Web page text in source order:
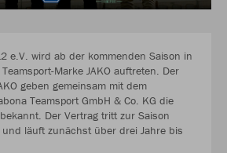
e.V. wird ab der kommenden Saison in
Marke JAKO auftreten. Der
geben gemeinsam mit dem
Teamsport GmbH & Co. KG die
Der Vertrag tritt zur Saison
läuft zunächst über drei Jahre bis